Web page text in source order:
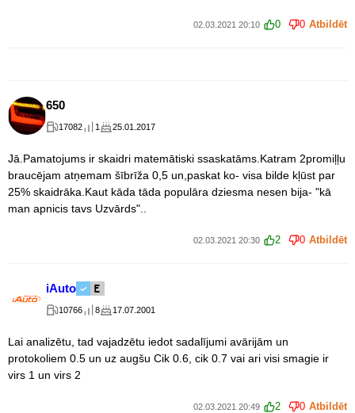
02.03.2021 20:10 0 0 Atbildēt
650
17082 1 25.01.2017
Jā.Pamatojums ir skaidri matemātiski ssaskatāms.Katram 2promiļļu
braucējam atņemam šībrīža 0,5 un,paskat ko- visa bilde kļūst par
25% skaidrāka.Kaut kāda tāda populāra dziesma nesen bija- "kā
man apnicis tavs Uzvārds"..
02.03.2021 20:30 2 0 Atbildēt
iAuto
10766 8 17.07.2001
Lai analizētu, tad vajadzētu iedot sadalījumi avārijām un
protokoliem 0.5 un uz augšu Cik 0.6, cik 0.7 vai ari visi smagie ir
virs 1 un virs 2
02.03.2021 20:49 2 0 Atbildēt